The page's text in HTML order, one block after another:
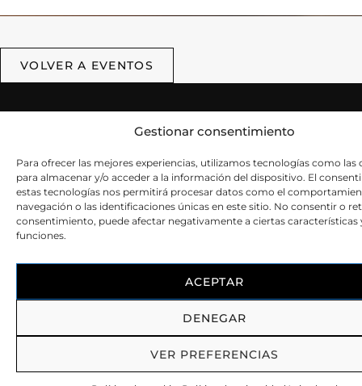
Gestionar consentimiento
Para ofrecer las mejores experiencias, utilizamos tecnologías como las
para almacenar y/o acceder a la información del dispositivo. El
estas tecnologías nos permitirá procesar datos como el
navegación o las identificaciones únicas en este sitio. No consentir o
consentimiento, puede afectar negativamente a ciertas características
funciones.
ACEPTAR
DENEGAR
VER PREFERENCIAS
VOLVER A EVENTOS
CONTACTO
(+34) 968 15 15 52
Crta./Fuente Alamo Km 17.4 30332 Balsapintada,
Murcia (Spain)
© Copyright 2025 Aromais. Todos los derechos reservados. Diseño